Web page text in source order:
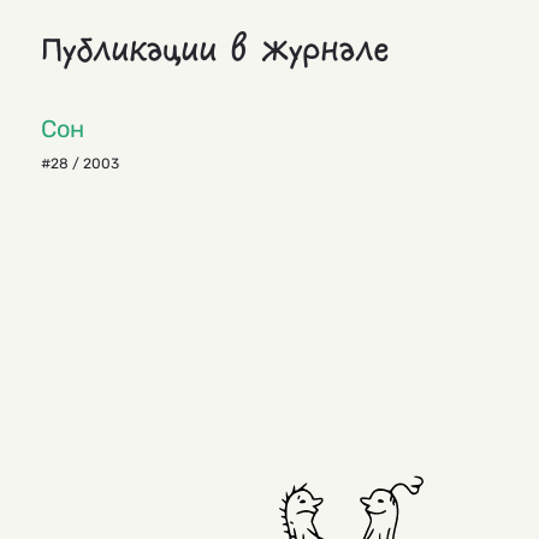
Публикации в журнале
Сон
#28 / 2003